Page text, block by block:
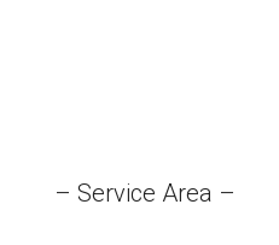
– Service Area –